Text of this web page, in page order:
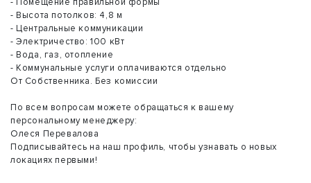
- Высота потолков: 4,8 м
- Цeнтрaльныe коммуникaции
- Электpичeство: 100 кВт
- Вода, газ, отопление
- Коммунальные услуги оплачиваются отдельно
От Собственника. Без комиссии
По всем вопросам можете обращаться к вашему
персональному менеджеру:
Олеся Перевалова
Подписывайтесь на наш профиль, чтобы узнавать о новых
локациях первыми!